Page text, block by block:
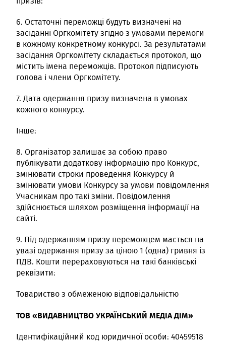
6. Остаточні переможці будуть визначені на
засіданні Оргкомітету згідно з умовами перемоги
в кожному конкретному конкурсі. За результатами
засідання Оргкомітету складається протокол, що
містить імена переможців. Протокол підписують
голова і члени Оргкомітету.
7. Дата одержання призу визначена в умовах
кожного конкурсу.
Інше:
8. Організатор залишає за собою право
публікувати додаткову інформацію про Конкурс,
змінювати строки проведення Конкурсу й
змінювати умови Конкурсу за умови повідомлення
Учасникам про такі зміни. Повідомлення
здійснюється шляхом розміщення інформації на
сайті.
9. Під одержанням призу переможцем мається на
увазі одержання призу за ціною 1 (одна) гривня із
ПДВ. Кошти перераховуються на такі банківські
реквізити:
Товариство з обмеженою відповідальністю
ТОВ«ВИДАВНИЦТВО УКРАЇНСЬКИЙ МЕДІА ДІМ»
Ідентифікаційний код юридичної особи: 40459518